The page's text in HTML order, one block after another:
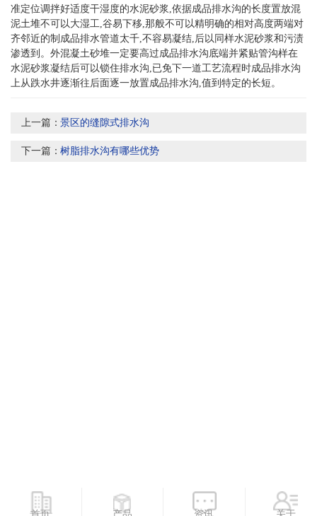
准定位调拌好适度干湿度的水泥砂浆,依据成品排水沟的长度置放混
泥土堆不可以大湿工,谷易下移,那般不可以精明确的相对高度两端对
齐邻近的制成品排水管道太千,不容易凝结,后以同样水泥砂浆和污渍
渗透到。外混凝土砂堆一定要高过成品排水沟底端并紧贴管沟样在
水泥砂浆凝结后可以锁住排水沟,已免下一道工艺流程时成品排水沟
上从跌水井逐渐往后面逐一放置成品排水沟,值到特定的长短。
上一篇：景区的缝隙式排水沟
下一篇：树脂排水沟有哪些优势